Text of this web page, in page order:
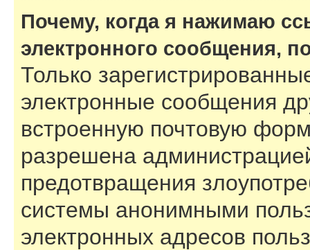
Почему, когда я нажимаю
электронного сообщения,
Только
электронные сообщения
встроенную почтовую
разрешена
предотвращения
системы анонимными
электронных адресов